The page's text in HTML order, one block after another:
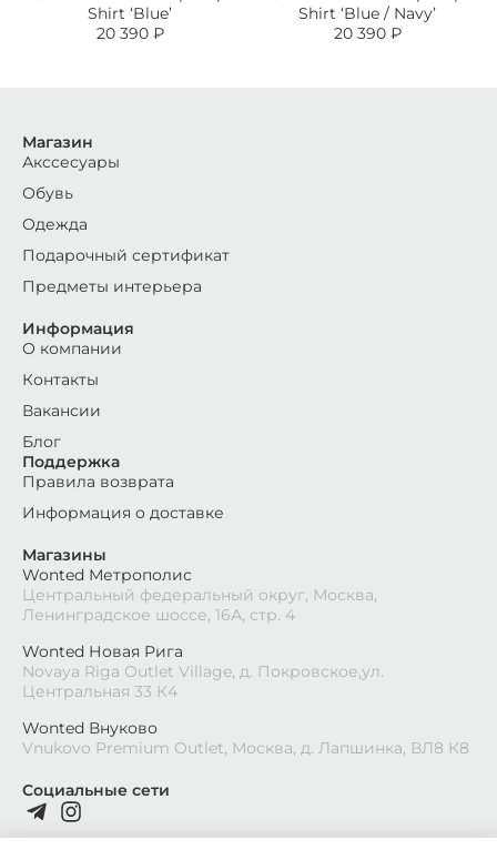
Shirt ‘Blue’
20 390 ₽
Shirt ‘Blue / Navy’
20 390 ₽
Социальные сети
Магазины
Wonted Метрополис
Центральный федеральный округ, Москва,
Ленинградское шоссе, 16А, стр. 4
Wonted Новая Рига
Novaya Riga Outlet Village, д. Покровское,ул.
Центральная 33 К4
Wonted Внуково
Vnukovo Premium Outlet, Москва, д. Лапшинка, ВЛ8 К8
Магазин
Акссесуары
Обувь
Одежда
Подарочный сертификат
Предметы интерьера
Информация
О компании
Контакты
Вакансии
Блог
Поддержка
Правила возврата
Информация о доставке